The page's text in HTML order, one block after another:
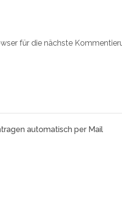
für die nächste
automatisch per Mail